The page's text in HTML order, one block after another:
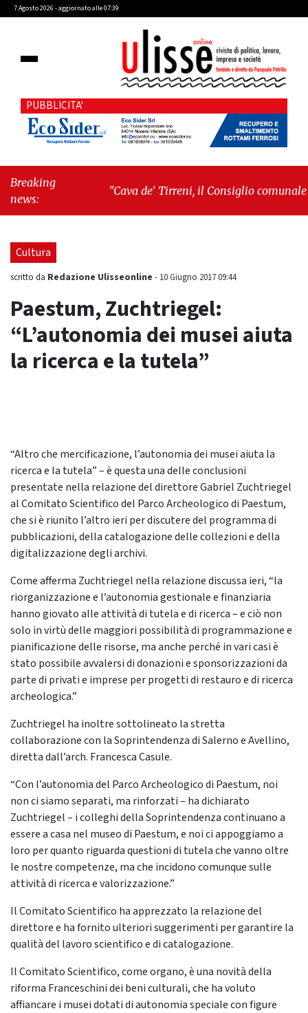
7 Agosto 2026 - aggiornato alle 07:39
PUBBLICITA'
Breaking
news:
"Cava de' Tirreni, il Consiglio comunale
Cultura
scritto da Redazione Ulisseonline - 10 Giugno 2017 09:44
Paestum, Zuchtriegel:
“L’autonomia dei musei aiuta
la ricerca e la tutela”
“Altro che mercificazione, l’autonomia dei musei aiuta la
ricerca e la tutela” – è questa una delle conclusioni
presentate nella relazione del direttore Gabriel Zuchtriegel
al Comitato Scientifico del Parco Archeologico di Paestum,
che si è riunito l’altro ieri per discutere del programma di
pubblicazioni, della catalogazione delle collezioni e della
digitalizzazione degli archivi.
Come afferma Zuchtriegel nella relazione discussa ieri, “la
riorganizzazione e l’autonomia gestionale e finanziaria
hanno giovato alle attività di tutela e di ricerca – e ciò non
solo in virtù delle maggiori possibilità di programmazione e
pianificazione delle risorse, ma anche perché in vari casi è
stato possibile avvalersi di donazioni e sponsorizzazioni da
parte di privati e imprese per progetti di restauro e di ricerca
archeologica.”
Zuchtriegel ha inoltre sottolineato la stretta
collaborazione con la Soprintendenza di Salerno e Avellino,
diretta dall’arch. Francesca Casule.
“Con l’autonomia del Parco Archeologico di Paestum, noi
non ci siamo separati, ma rinforzati – ha dichiarato
Zuchtriegel – i colleghi della Soprintendenza continuano a
essere a casa nel museo di Paestum, e noi ci appoggiamo a
loro per quanto riguarda questioni di tutela che vanno oltre
le nostre competenze, ma che incidono comunque sulle
attività di ricerca e valorizzazione.”
Il Comitato Scientifico ha apprezzato la relazione del
direttore e ha fornito ulteriori suggerimenti per garantire la
qualità del lavoro scientifico e di catalogazione.
Il Comitato Scientifico, come organo, è una novità della
riforma Franceschini dei beni culturali, che ha voluto
affiancare i musei dotati di autonomia speciale con figure